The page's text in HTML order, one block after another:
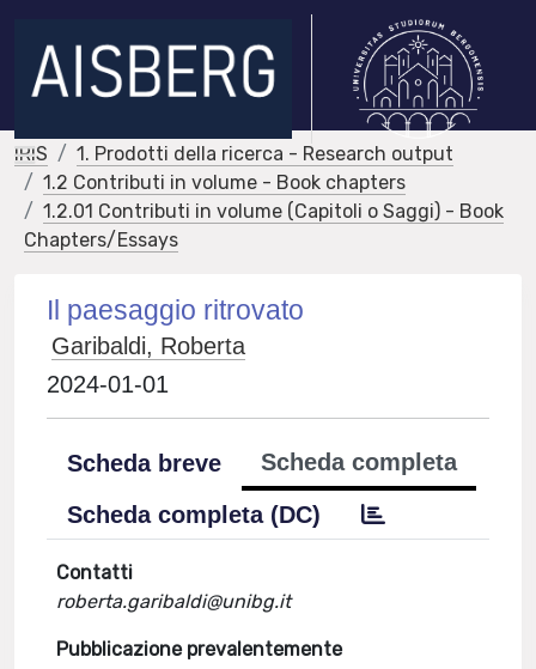
IRIS
1. Prodotti della ricerca - Research output
1.2 Contributi in volume - Book chapters
1.2.01 Contributi in volume (Capitoli o Saggi) - Book
Chapters/Essays
Il paesaggio ritrovato
Garibaldi, Roberta
2024-01-01
Scheda breve
Scheda completa
Scheda completa (DC)
Contatti
roberta.garibaldi@unibg.it
Pubblicazione prevalentemente